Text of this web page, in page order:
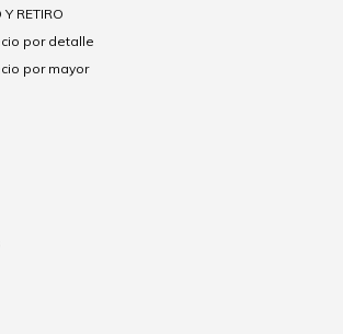
RETIRO
por detalle
por mayor